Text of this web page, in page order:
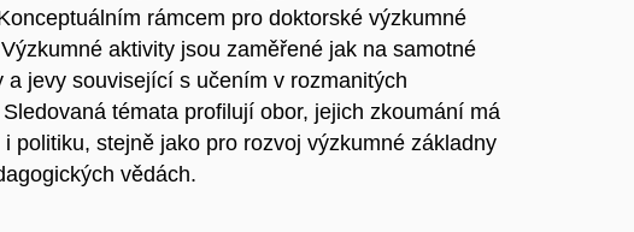
rámcem pro doktorské výzkumné
aktivity jsou zaměřené jak na samotné
jevy související s učením v rozmanitých
témata profilují obor, jejich zkoumání má
politiku, stejně jako pro rozvoj výzkumné základny
vědách.